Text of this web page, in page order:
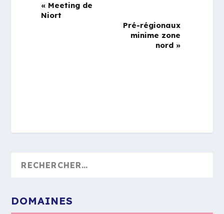
« Meeting de
Niort
Pré-régionaux
minime zone
nord »
DOMAINES